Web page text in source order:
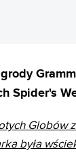
Spider's
Globów
była